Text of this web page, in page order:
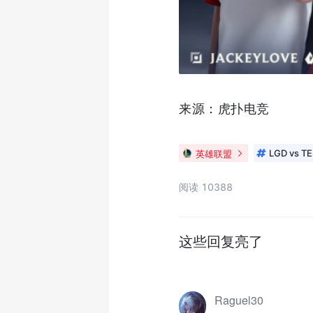
来源：虎扑电竞
英雄联盟 LGD vs
阅读 10388
这些回复亮了
Raguel30